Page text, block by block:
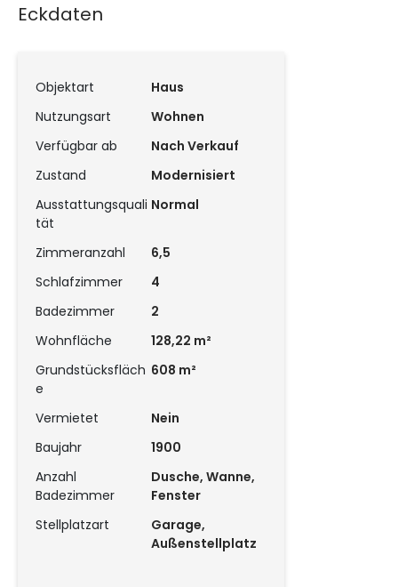
Eckdaten
Objektart
Haus
Nutzungsart
Wohnen
Verfügbar ab
Nach Verkauf
Zustand
Modernisiert
Ausstattungsquali
tät
Normal
Zimmeranzahl
6,5
Schlafzimmer
4
Badezimmer
2
Wohnfläche
128,22 m²
Grundstücksfläch
e
608 m²
Vermietet
Nein
Baujahr
1900
Anzahl
Badezimmer
Dusche, Wanne,
Fenster
Stellplatzart
Garage,
Außenstellplatz